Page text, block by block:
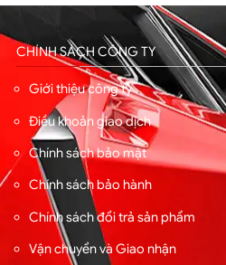
CHÍNH SÁCH CÔNG TY
Giới thiệu công ty
Điều khoản giao dịch
Chính sách bảo mật
Chính sách bảo hành
Chính sách đổi trả sản phẩm
Vận chuyển và Giao nhận